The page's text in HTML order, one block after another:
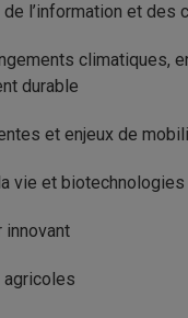
l’information et des
climatiques,
durable
et enjeux de
vie et biotechnologies
innovant
agricoles